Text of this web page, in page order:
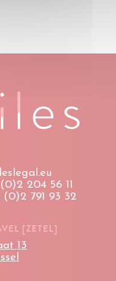
204 56 11
(0)2 791 93 32
[ZETEL]
13